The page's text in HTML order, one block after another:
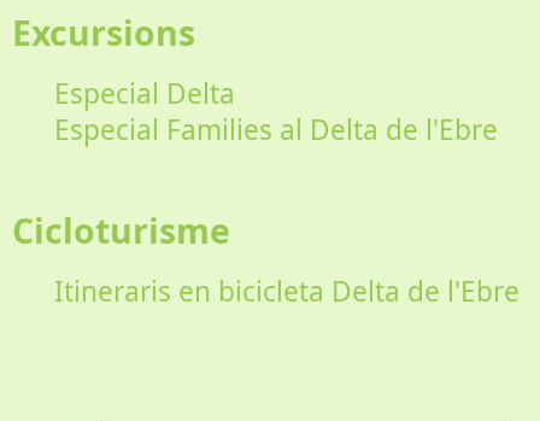
Excursions
Especial Delta
Especial Families al Delta de l'Ebre
Cicloturisme
Itineraris en bicicleta Delta de l'Ebre